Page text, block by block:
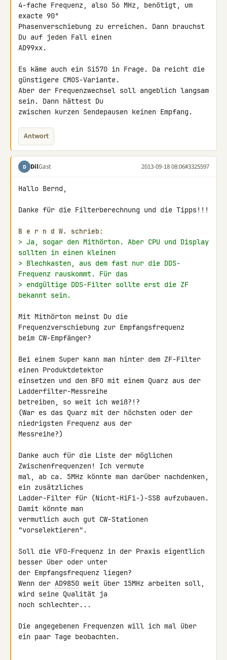
4-fache Frequenz, also 56 MHz, benötigt, um
exacte 90°
Phasenverschiebung zu erreichen. Dann brauchst
Du auf jeden Fall einen
AD99xx.
Es käme auch ein Si570 in Frage. Da reicht die
günstigere CMOS-Variante.
Aber der Frequenzwechsel soll angeblich langsam
sein. Dann hättest Du
zwischen kurzen Sendepausen keinen Empfang.
Antwort
D DilGast 2013-09-18 08:06#3325597
Hallo Bernd,
Danke für die Filterberechnung und die Tipps!!!
B e r n d W. schrieb:
> Ja, sogar den Mithörton. Aber CPU und Display
sollten in einen kleinen
> Blechkasten, aus dem fast nur die DDS-
Frequenz rauskommt. Für das
> endgültige DDS-Filter sollte erst die ZF
bekannt sein.
Mit Mithörton meinst Du die
Frequenzverschiebung zur Empfangsfrequenz
beim CW-Empfänger?
Bei einem Super kann man hinter dem ZF-Filter
einen Produktdetektor
einsetzen und den BFO mit einem Quarz aus der
Ladderfilter-Messreihe
betreiben, so weit ich weiß?!?
(War es das Quarz mit der höchsten oder der
niedrigsten Frequenz aus der
Messreihe?)
Danke auch für die Liste der möglichen
Zwischenfrequenzen! Ich vermute
mal, ab ca. 5MHz könnte man darüber nachdenken,
ein zusätzliches
Ladder-Filter für (Nicht-HiFi-)-SSB aufzubauen.
Damit könnte man
vermutlich auch gut CW-Stationen
"vorselektieren".
Soll die VFO-Frequenz in der Praxis eigentlich
besser über oder unter
der Empfangsfrequenz liegen?
Wenn der AD9850 weit über 15MHz arbeiten soll,
wird seine Qualität ja
noch schlechter...
Die angegebenen Frequenzen will ich mal über
ein paar Tage beobachten.